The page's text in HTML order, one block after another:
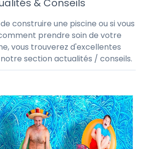
& Conseils
construire une piscine ou si vous
prendre soin de votre
vous trouverez d'excellentes
section actualités / conseils.